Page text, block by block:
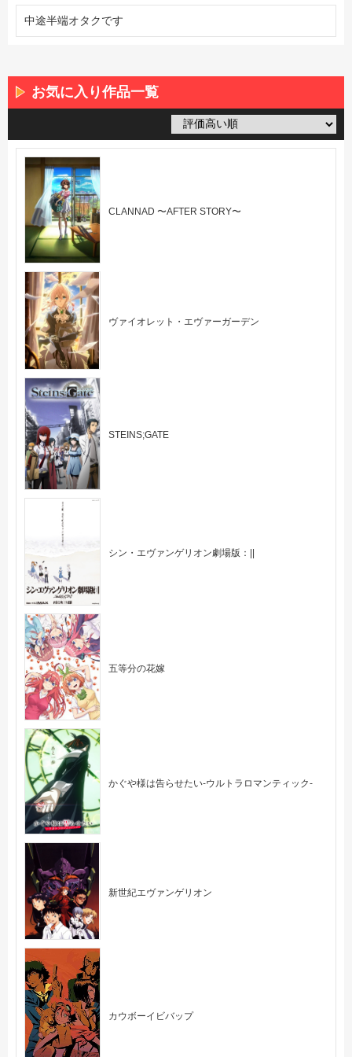
中途半端オタクです
お気に入り作品一覧
CLANNAD 〜AFTER STORY〜
ヴァイオレット・エヴァーガーデン
STEINS;GATE
シン・エヴァンゲリオン劇場版：||
五等分の花嫁
かぐや様は告らせたい-ウルトラロマンティック-
新世紀エヴァンゲリオン
カウボーイビバップ